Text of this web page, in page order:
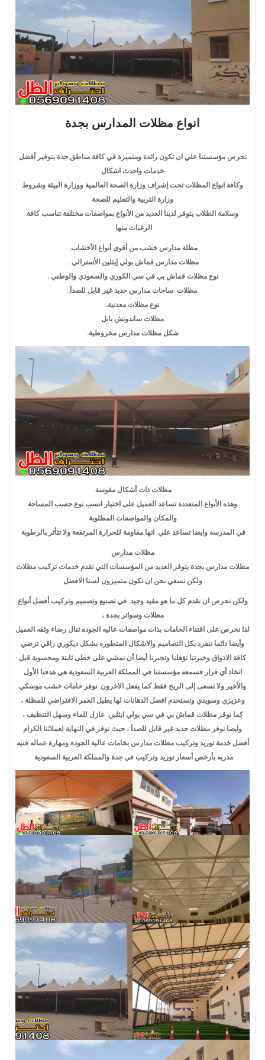
انواع مظلات المدارس بجدة
تحرص مؤسستنا علي ان تكون رائدة ومتميزة في كافة مناطق جدة بتوفير أفضل
خدمات واحدث اشكال
وكافة انواع المظلات تحت إشراف وزارة الصحة العالمية ووزارة البيئة وشروط
وزارة التربية والتعليم للصحة
وسلامة الطلاب يتوفر لدينا العديد من الأنواع بمواصفات مختلفة تناسب كافة
الرغبات منها
مظلة مدارس خشب من أقوى أنواع الأخشاب.
مظلات مدارس قماش بولي إيثلين الأسترالي .
نوع مظلات قماش بي في سي الكوري والسعودي والوطني .
مظلات ساحات مدارس حديد غير قابل للصدأ.
نوع مظلات معدنية.
مظلات ساندوتش بانل
شكل مظلات مدارس مخروطية.
مظلات ذات أشكال مقوسة.
وهذه الأنواع المتعددة تساعد العميل على اختيار انسب نوع حسب المساحة
والمكان والمواصفات المطلوبة
في المدرسه وايضا تساعد علي انها مقاومة للحرارة المرتفعة ولا تتأثر بالرطوبة
مظلات مدارس
مظلات مدارس بجدة يتوفر العديد من المؤسسات التي تقدم خدمات تركيب مظلات
ولكن نسعي نحن ان نكون متميزون لسنا الافضل
ولكن نحرص ان نقدم كل ما هو مفيد وجيد في تصنيع وتصميم وتركيب أفضل أنواع
مظلات وسواتر بجدة ،
لذا نحرص على اقتناء الخامات بذات مواصفات عاليه الجوده تنال رضاء وثقه العميل
وأيضا دائما ننفرد بكل التصاميم والاشكال المتطوره بشكل ديكوري راقي ترضي
كافة الاذواق وخبرتنا تؤهلنا وتجبرنا أيضا أن نمشي على خطى ثابتة ومحسوبة قبل
اتخاذ أي قرار فسمعه مؤسستنا في المملكة العربية السعودية هي هدفنا الأول
والأخير ولا تسعى إلى الربح فقط كما يفعل الاخرون نوفر خامات خشب موسكي
وعزيزي وسويدي ونستخدم افضل الدهانات لها يطيل العمر الافتراضي للمظلة ،
كما نوفر مظلات قماش بي في سي بولي ايثلين عازل للماء وسهل التنظيف ،
وايضا نوفر مظلات حديد غير قابل للصدأ ، حيث نوفر في النهاية لعملائنا الكرام
أفضل خدمة توريد وتركيب مظلات مدارس بخامات عالية الجودة ومهارة عماله فنيه
مدربه بأرخص أسعار توريد وتركيب في جدة والمملكة العربية السعودية